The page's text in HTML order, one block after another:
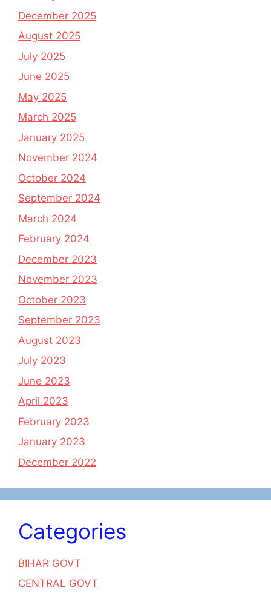
December 2025
August 2025
July 2025
June 2025
May 2025
March 2025
January 2025
November 2024
October 2024
September 2024
March 2024
February 2024
December 2023
November 2023
October 2023
September 2023
August 2023
July 2023
June 2023
April 2023
February 2023
January 2023
December 2022
Categories
BIHAR GOVT
CENTRAL GOVT